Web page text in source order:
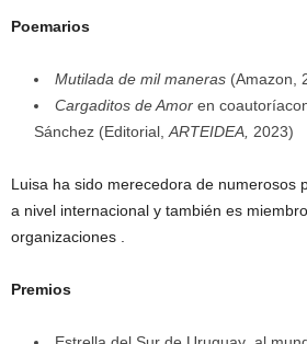
Poemarios
Mutilada de mil maneras (Amazon,
Cargaditos de Amor en
Sánchez (Editorial,ARTEIDEA, 2023)
Luisa ha sido merecedora de numerosos
a nivel internacional y también es
organizaciones .
Premios